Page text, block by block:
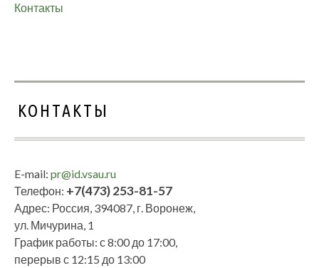
Контакты
КОНТАКТЫ
E-mail: pr@id.vsau.ru
Телефон: +7(473) 253-81-57
Адрес: Россия, 394087, г. Воронеж,
ул. Мичурина, 1
График работы: с 8:00 до 17:00,
перерыв с 12:15 до 13:00